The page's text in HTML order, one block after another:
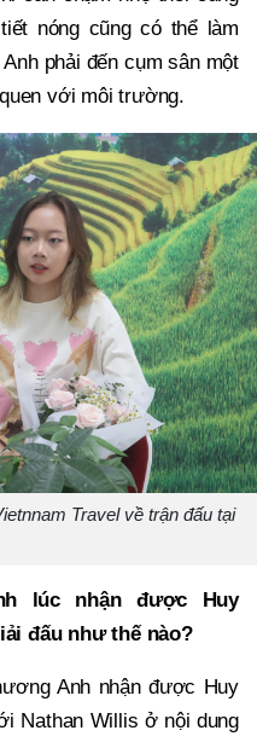
nóng cũng có thể làm
phải đến cụm sân một
với môi trường.
Travel về trận đấu tại
lúc nhận được Huy
đấu như thế nào?
Anh nhận được Huy
Nathan Willis ở nội dung